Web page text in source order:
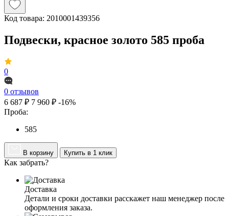
Код товара: 2010001439356
Подвески, красное золото 585 проба
0
0 отзывов
6 687 ₽ 7 960 ₽ -16%
Проба:
585
В корзину Купить в 1 клик
Как забрать?
Доставка
Детали и сроки доставки расскажет наш менеджер после
оформления заказа.